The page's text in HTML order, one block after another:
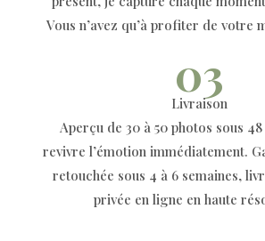
Vous n’avez qu’à profiter de votre
03
Livraison
Aperçu de 30 à 50 photos sous
revivre l’émotion immédiatement.
retouchée sous 4 à 6 semaines,
privée en ligne en haute